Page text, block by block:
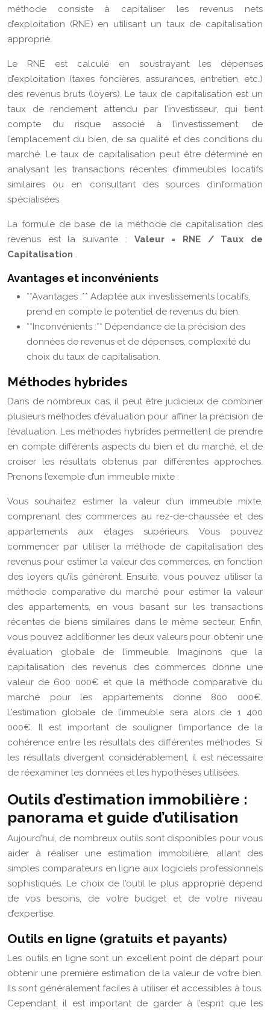
méthode consiste à capitaliser les revenus nets
d’exploitation (RNE) en utilisant un taux de capitalisation
approprié.
Le RNE est calculé en soustrayant les dépenses
d’exploitation (taxes foncières, assurances, entretien, etc.)
des revenus bruts (loyers). Le taux de capitalisation est un
taux de rendement attendu par l’investisseur, qui tient
compte du risque associé à l’investissement, de
l’emplacement du bien, de sa qualité et des conditions du
marché. Le taux de capitalisation peut être déterminé en
analysant les transactions récentes d’immeubles locatifs
similaires ou en consultant des sources d’information
spécialisées.
La formule de base de la méthode de capitalisation des
revenus est la suivante : Valeur = RNE / Taux de
Capitalisation .
Avantages et inconvénients
**Avantages :** Adaptée aux investissements locatifs,
prend en compte le potentiel de revenus du bien.
**Inconvénients :** Dépendance de la précision des
données de revenus et de dépenses, complexité du
choix du taux de capitalisation.
Méthodes hybrides
Dans de nombreux cas, il peut être judicieux de combiner
plusieurs méthodes d’évaluation pour affiner la précision de
l’évaluation. Les méthodes hybrides permettent de prendre
en compte différents aspects du bien et du marché, et de
croiser les résultats obtenus par différentes approches.
Prenons l’exemple d’un immeuble mixte :
Vous souhaitez estimer la valeur d’un immeuble mixte,
comprenant des commerces au rez-de-chaussée et des
appartements aux étages supérieurs. Vous pouvez
commencer par utiliser la méthode de capitalisation des
revenus pour estimer la valeur des commerces, en fonction
des loyers qu’ils génèrent. Ensuite, vous pouvez utiliser la
méthode comparative du marché pour estimer la valeur
des appartements, en vous basant sur les transactions
récentes de biens similaires dans le même secteur. Enfin,
vous pouvez additionner les deux valeurs pour obtenir une
évaluation globale de l’immeuble. Imaginons que la
capitalisation des revenus des commerces donne une
valeur de 600 000€ et que la méthode comparative du
marché pour les appartements donne 800 000€.
L’estimation globale de l’immeuble sera alors de 1 400
000€. Il est important de souligner l’importance de la
cohérence entre les résultats des différentes méthodes. Si
les résultats divergent considérablement, il est nécessaire
de réexaminer les données et les hypothèses utilisées.
Outils d’estimation immobilière :
panorama et guide d’utilisation
Aujourd’hui, de nombreux outils sont disponibles pour vous
aider à réaliser une estimation immobilière, allant des
simples comparateurs en ligne aux logiciels professionnels
sophistiqués. Le choix de l’outil le plus approprié dépend
de vos besoins, de votre budget et de votre niveau
d’expertise.
Outils en ligne (gratuits et payants)
Les outils en ligne sont un excellent point de départ pour
obtenir une première estimation de la valeur de votre bien.
Ils sont généralement faciles à utiliser et accessibles à tous.
Cependant, il est important de garder à l’esprit que les